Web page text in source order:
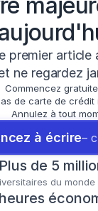
premier article
ne regardez
Commencez
de carte de crédit
Annulez à tout
à écrire–
Plus de 5
du monde